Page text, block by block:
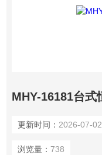
MHY-16181台式
更新时间： 2026-07-02
浏览量： 738